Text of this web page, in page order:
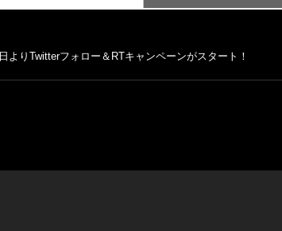
りTwitterフォロー＆RTキャンペーンがスタート！